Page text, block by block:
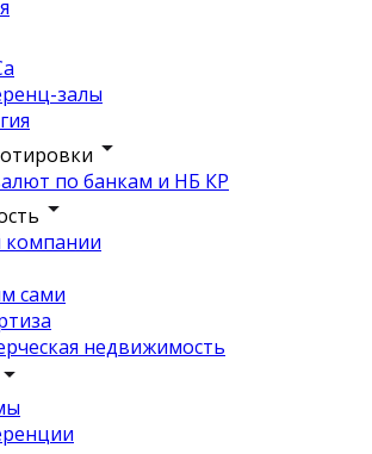
залы
по банкам и НБ КР
компании
сами
недвижимость